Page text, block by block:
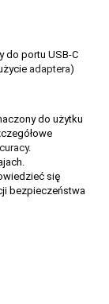
do portu USB-C
adaptera)
do użytku
.
się
bezpieczeństwa
noworoczne, ale
porady [...]